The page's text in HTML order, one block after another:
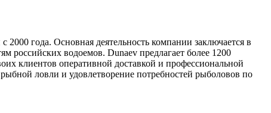
года. Основная деятельность компании заключается в
российских водоемов. Dunaev предлагает более 1200
клиентов оперативной доставкой и профессиональной
ловли и удовлетворение потребностей рыболовов по